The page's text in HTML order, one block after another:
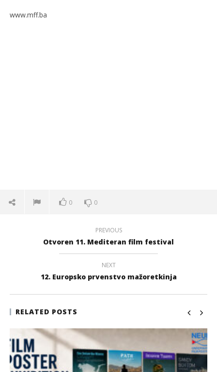
www.mff.ba
0 0
PREVIOUS
Otvoren 11. Mediteran film festival
NEXT
12. Europsko prvenstvo mažoretkinja
RELATED POSTS